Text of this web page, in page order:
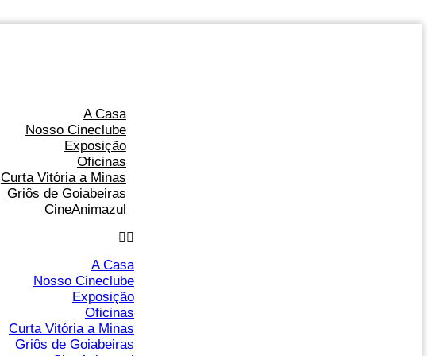
A Casa
Nosso Cineclube
Exposição
Oficinas
Curta Vitória a Minas
Griôs de Goiabeiras
CineAnimazul
A Casa
Nosso Cineclube
Exposição
Oficinas
Curta Vitória a Minas
Griôs de Goiabeiras